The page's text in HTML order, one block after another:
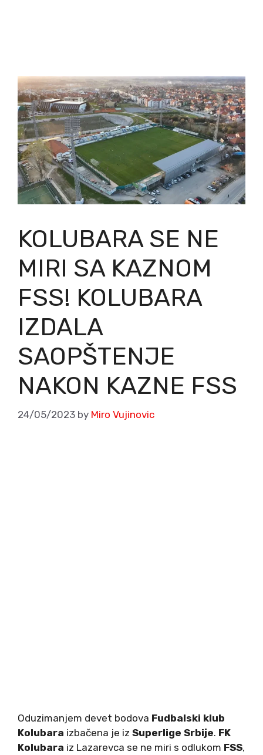
KOLUBARA SE NE
MIRI SA KAZNOM
FSS! KOLUBARA
IZDALA
SAOPŠTENJE
NAKON KAZNE FSS
24/05/2023 by Miro Vujinovic
Oduzimanjem devet bodova Fudbalski klub
Kolubara izbačena je iz Superlige Srbije. FK
Kolubara iz Lazarevca se ne miri s odlukom FSS,